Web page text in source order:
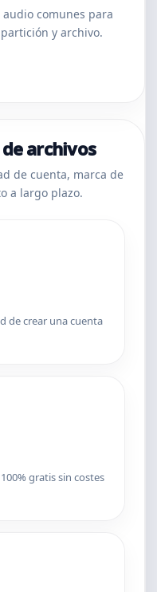
comunes para
y archivo.
archivos
de cuenta, marca de
a largo plazo.
de crear una cuenta
gratis sin costes